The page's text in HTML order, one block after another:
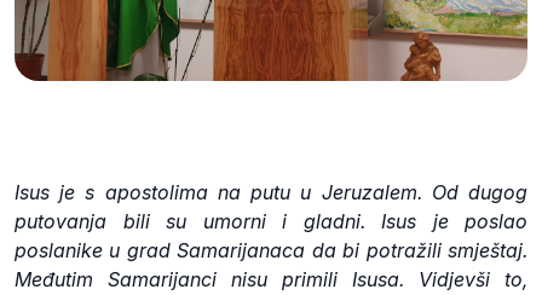
Isus je s apostolima na putu u Jeruzalem. Od dugog
putovanja bili su umorni i gladni. Isus je poslao
poslanike u grad Samarijanaca da bi potražili smještaj.
Međutim Samarijanci nisu primili Isusa. Vidjevši to,